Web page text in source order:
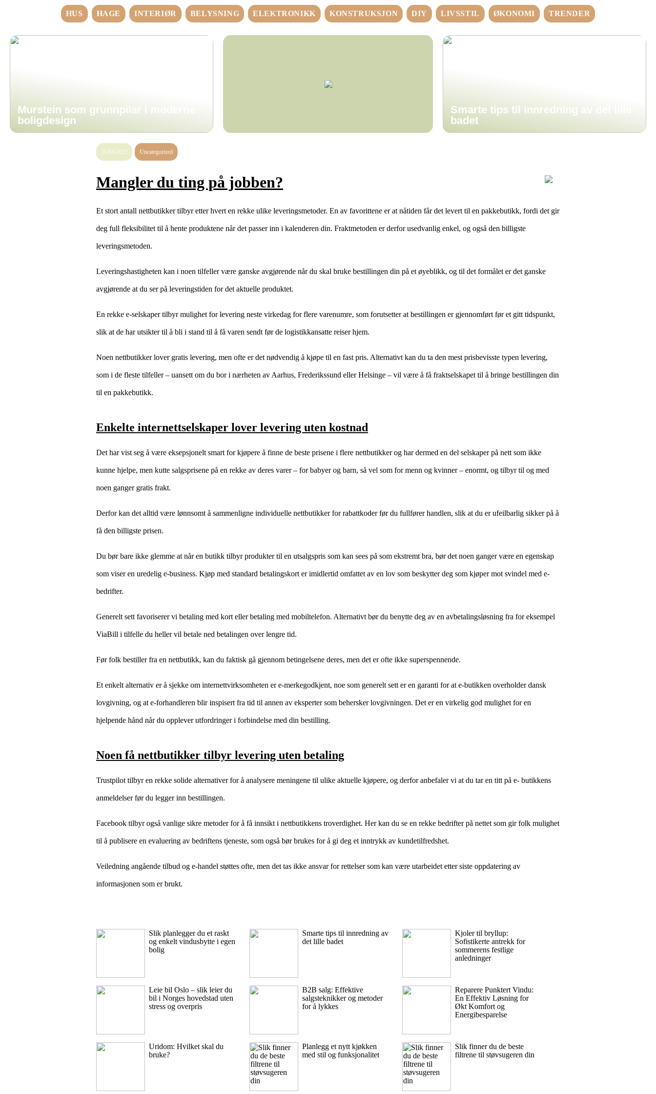
HUS HAGE INTERIØR BELYSNING ELEKTRONIKK KONSTRUKSJON DIY LIVSSTIL ØKONOMI TRENDER
Murstein som grunnpilar i moderne
boligdesign
Smarte tips til innredning av det lille
badet
26/04/2022 Uncategorized
Mangler du ting på jobben?
Et stort antall nettbutikker tilbyr etter hvert en rekke ulike leveringsmetoder. En av favorittene er at nåtiden får det levert til en pakkebutikk, fordi det gir
deg full fleksibilitet til å hente produktene når det passer inn i kalenderen din. Fraktmetoden er derfor usedvanlig enkel, og også den billigste
leveringsmetoden.
Leveringshastigheten kan i noen tilfeller være ganske avgjørende når du skal bruke bestillingen din på et øyeblikk, og til det formålet er det ganske
avgjørende at du ser på leveringstiden for det aktuelle produktet.
En rekke e-selskaper tilbyr mulighet for levering neste virkedag for flere varenumre, som forutsetter at bestillingen er gjennomført før et gitt tidspunkt,
slik at de har utsikter til å bli i stand til å få varen sendt før de logistikkansatte reiser hjem.
Noen nettbutikker lover gratis levering, men ofte er det nødvendig å kjøpe til en fast pris. Alternativt kan du ta den mest prisbevisste typen levering,
som i de fleste tilfeller – uansett om du bor i nærheten av Aarhus, Frederikssund eller Helsinge – vil være å få fraktselskapet til å bringe bestillingen din
til en pakkebutikk.
Enkelte internettselskaper lover levering uten kostnad
Det har vist seg å være eksepsjonelt smart for kjøpere å finne de beste prisene i flere nettbutikker og har dermed en del selskaper på nett som ikke
kunne hjelpe, men kutte salgsprisene på en rekke av deres varer – for babyer og barn, så vel som for menn og kvinner – enormt, og tilbyr til og med
noen ganger gratis frakt.
Derfor kan det alltid være lønnsomt å sammenligne individuelle nettbutikker for rabattkoder før du fullfører handlen, slik at du er ufeilbarlig sikker på å
få den billigste prisen.
Du bør bare ikke glemme at når en butikk tilbyr produkter til en utsalgspris som kan sees på som ekstremt bra, bør det noen ganger være en egenskap
som viser en uredelig e-business. Kjøp med standard betalingskort er imidlertid omfattet av en lov som beskytter deg som kjøper mot svindel med e-
bedrifter.
Generelt sett favoriserer vi betaling med kort eller betaling med mobiltelefon. Alternativt bør du benytte deg av en avbetalingsløsning fra for eksempel
ViaBill i tilfelle du heller vil betale ned betalingen over lengre tid.
Før folk bestiller fra en nettbutikk, kan du faktisk gå gjennom betingelsene deres, men det er ofte ikke superspennende.
Et enkelt alternativ er å sjekke om internettvirksomheten er e-merkegodkjent, noe som generelt sett er en garanti for at e-butikken overholder dansk
lovgivning, og at e-forhandleren blir inspisert fra tid til annen av eksperter som behersker lovgivningen. Det er en virkelig god mulighet for en
hjelpende hånd når du opplever utfordringer i forbindelse med din bestilling.
Noen få nettbutikker tilbyr levering uten betaling
Trustpilot tilbyr en rekke solide alternativer for å analysere meningene til ulike aktuelle kjøpere, og derfor anbefaler vi at du tar en titt på e- butikkens
anmeldelser før du legger inn bestillingen.
Facebook tilbyr også vanlige sikre metoder for å få innsikt i nettbutikkens troverdighet. Her kan du se en rekke bedrifter på nettet som gir folk mulighet
til å publisere en evaluering av bedriftens tjeneste, som også bør brukes for å gi deg et inntrykk av kundetilfredshet.
Veiledning angående tilbud og e-handel støttes ofte, men det tas ikke ansvar for rettelser som kan være utarbeidet etter siste oppdatering av
informasjonen som er brukt.
Slik planlegger du et raskt
og enkelt vindusbytte i egen
bolig
Leie bil Oslo – slik leier du
bil i Norges hovedstad uten
stress og overpris
Uridom: Hvilket skal du
bruke?
Smarte tips til innredning av
det lille badet
B2B salg: Effektive
salgsteknikker og metoder
for å lykkes
Planlegg et nytt kjøkken
med stil og funksjonalitet
Kjoler til bryllup:
Sofistikerte antrekk for
sommerens festlige
anledninger
Reparere Punktert Vindu:
En Effektiv Løsning for
Økt Komfort og
Energibesparelse
Slik finner du de beste
filtrene til støvsugeren din